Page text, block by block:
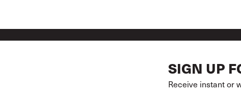
SIGN UP
Receive instant or